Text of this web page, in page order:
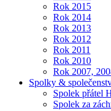
Rok 2015
Rok 2014
Rok 2013
Rok 2012
Rok 2011
Rok 2010
Rok 2007,
Spolky &
Spolek přátel
Spolek za